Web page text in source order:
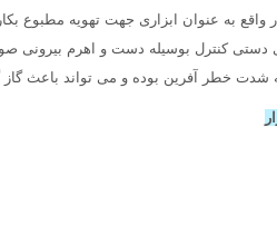
واقع به عنوان ابزاری جهت تهویه مطبوع
کنترل بوسیله دست و اهرم بیرونی
شدت خطر آفرین بوده و می تواند باعث